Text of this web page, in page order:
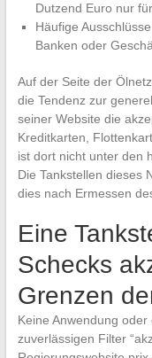
Dutzend Euro nur
Häufige
Banken oder
Auf der Seite der
die Tendenz zur
seiner Website die
Kreditkarten,
ist dort nicht unter den
Die Tankstellen dieses
dies nach Ermessen
Eine
Schecks
Grenzen
Keine Anwendung
zuverlässigen Filter